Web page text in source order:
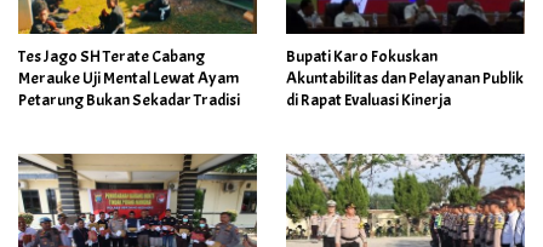
Tes Jago SH Terate Cabang
Merauke Uji Mental Lewat Ayam
Petarung Bukan Sekadar Tradisi
Bupati Karo Fokuskan
Akuntabilitas dan Pelayanan Publik
di Rapat Evaluasi Kinerja